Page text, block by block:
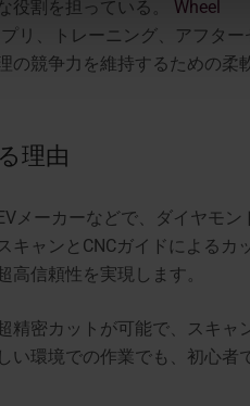
役割を担っている。 Wheel
リ、トレーニング、アフター
の競争力を維持するための柔
理由
メーカーなどで、ダイヤモン
キャンとCNCガイドによるカ
信頼性を実現します。
精密カットが可能で、スキャ
い環境での作業でも、初心者